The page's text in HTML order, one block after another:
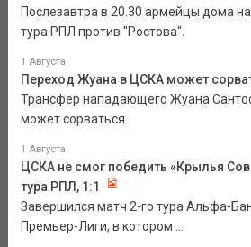
Послезавтра в 20.30 армейцы дома
тура РПЛ против "Ростова".
1 Августа
Переход Жуана в ЦСКА может
Трансфер нападающего Жуана
может сорваться.
1 Августа
ЦСКА не смог победить «Крылья
тура РПЛ, 1:1
Завершился матч 2-го тура Альфа-
Премьер-Лиги, в котором ...